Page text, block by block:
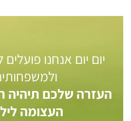
יום יום אנחנו פועלים
העזרה שלכם
העצומה